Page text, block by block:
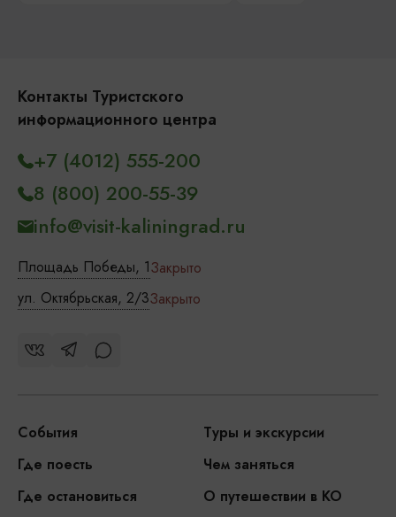
Контакты Туристского
информационного центра
Площадь Победы, 1Закрыто
ул. Октябрьская, 2/3Закрыто
+7 (4012) 555-200
8 (800) 200-55-39
info@visit-kaliningrad.ru
События
Туры и экскурсии
Где поесть
Чем заняться
Где остановиться
О путешествии в КО